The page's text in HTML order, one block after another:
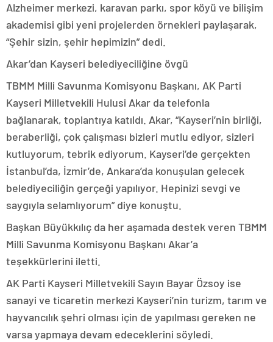
Alzheimer merkezi, karavan parkı, spor köyü ve bilişim
akademisi gibi yeni projelerden örnekleri paylaşarak,
“Şehir sizin, şehir hepimizin” dedi.
Akar’dan Kayseri belediyeciliğine övgü
TBMM Milli Savunma Komisyonu Başkanı, AK Parti
Kayseri Milletvekili Hulusi Akar da telefonla
bağlanarak, toplantıya katıldı. Akar, “Kayseri’nin birliği,
beraberliği, çok çalışması bizleri mutlu ediyor, sizleri
kutluyorum, tebrik ediyorum. Kayseri’de gerçekten
İstanbul’da, İzmir’de, Ankara’da konuşulan gelecek
belediyeciliğin gerçeği yapılıyor. Hepinizi sevgi ve
saygıyla selamlıyorum” diye konuştu.
Başkan Büyükkılıç da her aşamada destek veren TBMM
Milli Savunma Komisyonu Başkanı Akar’a
teşekkürlerini iletti.
AK Parti Kayseri Milletvekili Sayın Bayar Özsoy ise
sanayi ve ticaretin merkezi Kayseri’nin turizm, tarım ve
hayvancılık şehri olması için de yapılması gereken ne
varsa yapmaya devam edeceklerini söyledi.